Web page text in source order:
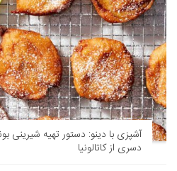
آشپزی با دینو: دستور تهیه شیرینی
دسری از کاتالونیا